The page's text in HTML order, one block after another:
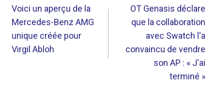
DE
L’ARTICLE
Voici un aperçu de la
Mercedes-Benz AMG
unique créée pour
Virgil Abloh
OT Genasis déclare
que la collaboration
avec Swatch l'a
convaincu de vendre
son AP : « J'ai
terminé »